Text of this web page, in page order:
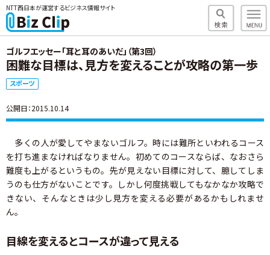
NTT西日本が運営するビジネス情報サイト
ゴルフエッセー「耳と耳のあいだ」（第3回）
困難な目標は、見方を変えることが攻略の第一歩
スポーツ
公開日：2015.10.14
多くの人が愛してやまないゴルフ。時には難所といわれるコース
を打ち進まなければなりません。初めてのコースならば、なおさら
難度も上がるというもの。先が見えない目標に対して、臆してしま
うのも仕方がないことです。しかし何度挑戦してもなかなか攻略で
きない、そんなときは少し見方を変える必要があるかもしれませ
ん。
目線を変えるとコースが違って見える